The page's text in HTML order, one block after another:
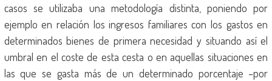
casos se utilizaba una metodología distinta, poniendo por
ejemplo en relación los ingresos familiares con los gastos en
determinados bienes de primera necesidad y situando así el
umbral en el coste de esta cesta o en aquellas situaciones en
las que se gasta más de un determinado porcentaje –por